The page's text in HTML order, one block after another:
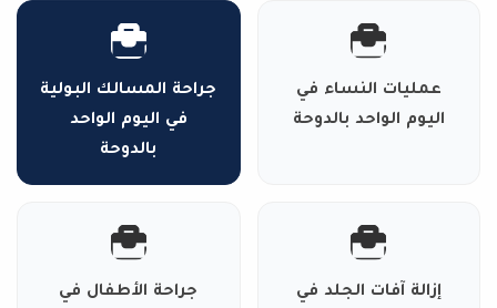
عمليات النساء في
اليوم الواحد بالدوحة
جراحة المسالك البولية
في اليوم الواحد
بالدوحة
إزالة آفات الجلد في
جراحة الأطفال في